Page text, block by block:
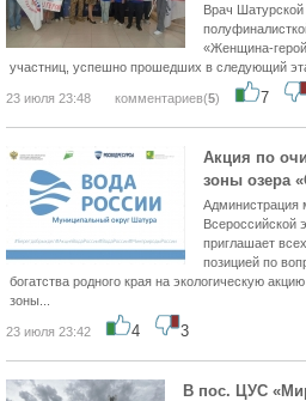
Врач
«Женщина-
участниц, успешно прошедших в следующий
23 июля 23:48 комментариев(5) 7
Акция по
зоны озера
Администрация
Всероссийской
приглашает
позицией по
богатства родного края на экологическую
зоны...
23 июля 23:42 4 3
В пос. ЦУС